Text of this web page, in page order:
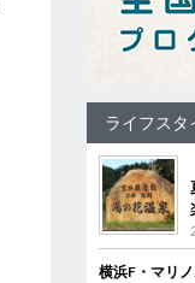
ライフスタ
横浜F・マリ